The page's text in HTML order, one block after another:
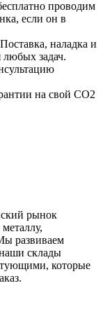
проводим
если он в
Поставка, наладка и
задач.
на свой CO2
рынок
развиваем
склады
которые